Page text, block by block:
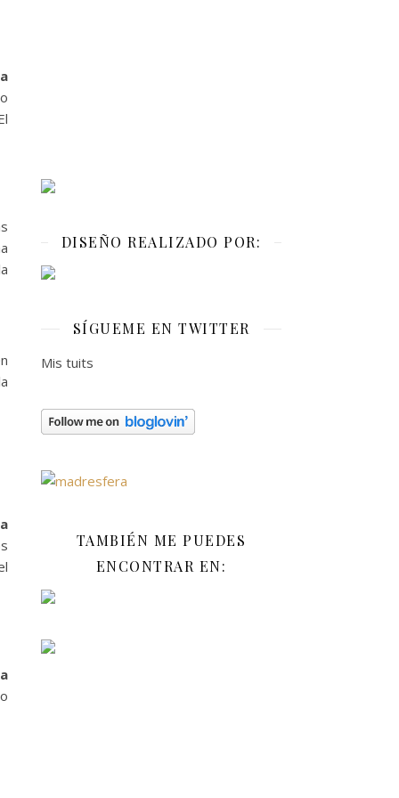
DISEÑO REALIZADO POR:
SÍGUEME EN TWITTER
Mis tuits
TAMBIÉN ME PUEDES
ENCONTRAR EN: